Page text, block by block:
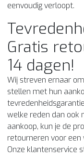
eenvoudig verloopt.
Gratis
14 dagen!
Wij streven ernaar
stellen met hun
welke reden dan ook
aankoop, kun je de
retourneren voor een
Onze klantenservice